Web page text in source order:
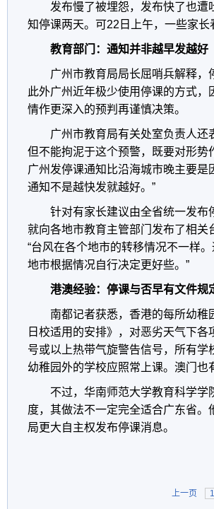
发布慢了被埋怨，发布快了也
知停课两天。可22日上午，一些家长
教育部门：通知并非越早发越好
广州市教育局局长屈哨兵解释
此外广州近年极少使用停课的方式
情作更深入的预判再谨慎决策。
广州市教育局有关处室负责人
但不能拘泥于这个预警，既要对形
广州发停课通知比沿海城市晚主要是
通知不是越快发就越好。”
针对有家长建议由全省统一发
就向各地市教育主管部门发布了相
“台风在各个地市的转移情况不一样
地市根据情况自行决定更好些。”
港澳经验：停课与否早有文件规
南都记者获悉，香港的每所幼
日校适用的安排》，对恶劣天气下
号或以上热带气旋警告信号，所有
幼稚园外的学校应照常上课。澳门也
不过，华南师范大学教育科学
度，其做法不一定完全适合广东省
局更大自主权发布停课消息。
上一页 1